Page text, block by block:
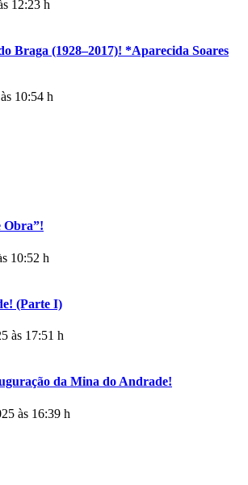
12:23 h
Braga (1928–2017)! *Aparecida Soares
10:54 h
Obra”!
10:52 h
(Parte I)
às 17:51 h
da Mina do Andrade!
às 16:39 h